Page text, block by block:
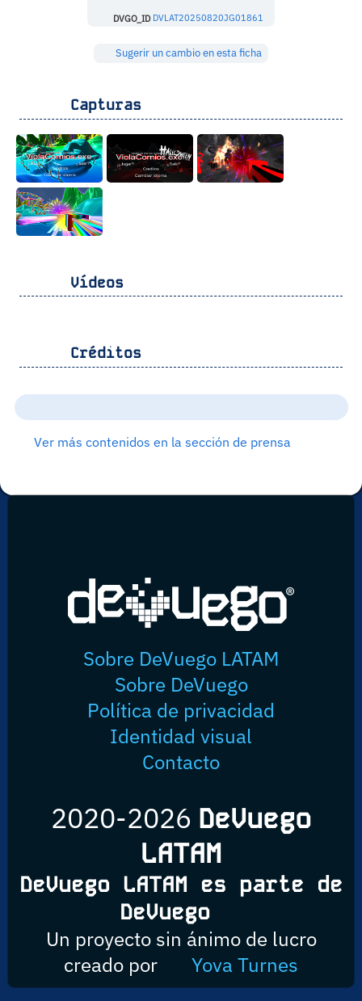
DVGO_ID DVLAT20250820JG01861
Sugerir un cambio en esta ficha
Capturas
Vídeos
Créditos
Ver más contenidos en la sección de prensa
Sobre DeVuego LATAM
Sobre DeVuego
Política de privacidad
Identidad visual
Contacto
2020-2026 DeVuego
LATAM
DeVuego LATAM es parte de
DeVuego
Un proyecto sin ánimo de lucro
creado por
Yova Turnes